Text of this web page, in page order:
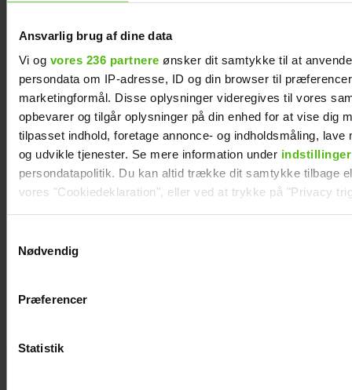
Ansvarlig brug af dine data
Vi og vores 236 partnere ønsker dit samtykke til at
persondata om IP-adresse, ID og din browser til
marketingformål. Disse oplysninger videregives til vores
opbevarer og tilgår oplysninger på din enhed for at vise dig
tilpasset indhold, foretage annonce- og indholdsmåling, lave
og udvikle tjenester. Se mere information under indstillinger
persondatapolitik. Du kan altid trække dit samtykke tilbage
vores "Cookiedeklaration", eller ved at trykke på "Privacy
Vi anvender egne cookies og cookies fra tredjeparter til at
generere statistik og huske dine præferencer samt til brug
Nødvendig
Præferencer
Statistik
tidspunkt var der en skillevej"
Steen Langeberg på kærestedate: Gør det